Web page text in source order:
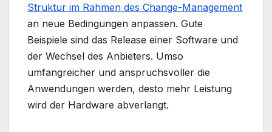
Struktur im Rahmen des Change-Management
an neue Bedingungen anpassen. Gute
Beispiele sind das Release einer Software und
der Wechsel des Anbieters. Umso
umfangreicher und anspruchsvoller die
Anwendungen werden, desto mehr Leistung
wird der Hardware abverlangt.